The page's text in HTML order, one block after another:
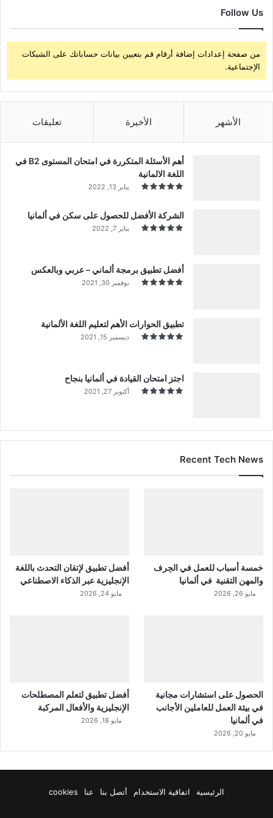
Follow Us
من صفحة إعدادات إضافة أرقام قم بتعيين بيانات حساباتك على الشبكات
الإجتماعية.
الأشهر الأخيرة تعليقات
أهم الأسئلة المتكررة في امتحان المستوى B2 في
اللغة الالمانية
يناير 13, 2022
الشركة الأفضل للحصول على سكن في ألمانيا
يناير 7, 2022
أفضل تطبيق برمجة ألماني – عربي وبالعكس
نوفمبر 30, 2021
تطبيق الحوارات الأهم لتعليم اللغة الألمانية
ديسمبر 15, 2021
اجتز امتحان القيادة في ألمانيا بنجاح
أكتوبر 27, 2021
Recent Tech News
خمسة أسباب للعمل في الحِرف
والمهن التقنية في ألمانيا
مايو 26, 2026
أفضل تطبيق لإتقان التحدث باللغة
الإنجليزية عبر الذكاء الاصطناعي
مايو 24, 2026
الحصول على استشارات مجانية
في بيئة العمل للعاملين الأجانب
في ألمانيا
مايو 20, 2026
أفضل تطبيق لتعلم المصطلحات
الإنجليزية والأفعال المركبة
مايو 18, 2026
الرئيسية اتفاقية الاستخدام أتصل بنا عنا cookies